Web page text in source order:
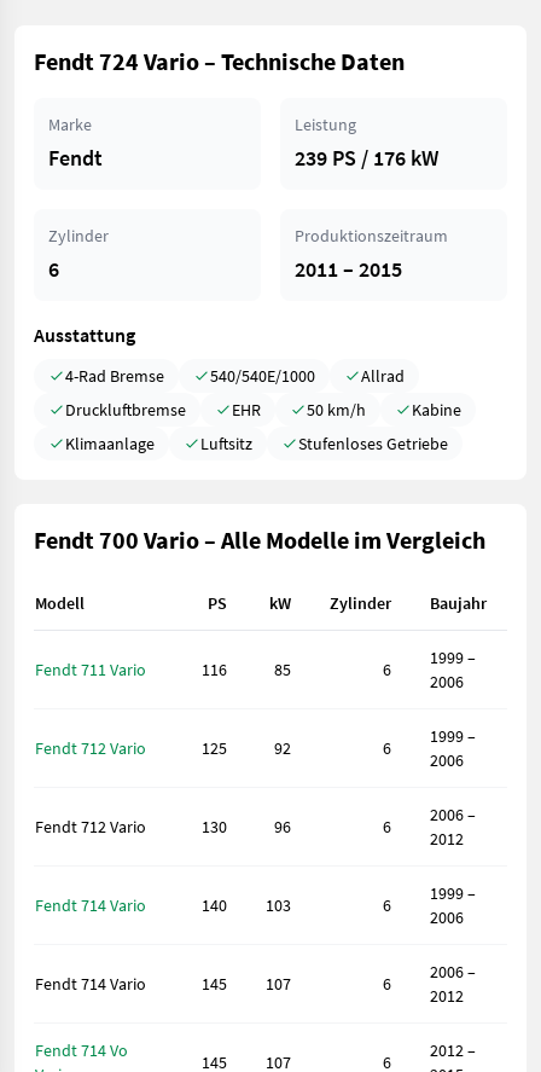
Fendt 724 Vario – Technische Daten
Marke
Fendt
Leistung
239 PS / 176 kW
Zylinder
6
Produktionszeitraum
2011 – 2015
Ausstattung
4-Rad Bremse 540/540E/1000
Allrad
Druckluftbremse
EHR 50 km/h
Kabine
Klimaanlage
Luftsitz Stufenloses Getriebe
Fendt 700 Vario – Alle Modelle im Vergleich
Modell PS kW Zylinder Baujahr
Fendt 711 Vario 116 85 6
1999 –
2006
Fendt 712 Vario 125 92 6
1999 –
2006
Fendt 712 Vario 130 96 6
2006 –
2012
Fendt 714 Vario 140 103 6
1999 –
2006
Fendt 714 Vario 145 107 6
2006 –
2012
Fendt 714 Vo
145 107 6
2012 –